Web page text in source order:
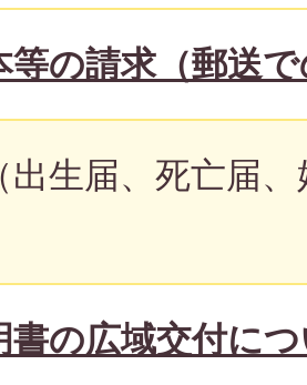
等の請求（郵送
出生届、死亡届
書の広域交付に